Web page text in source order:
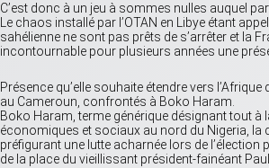
C’est donc à un jeu à sommes nulles auquel
Le chaos installé par l’OTAN en Libye étant
sahélienne ne sont pas prêts de s’arrêter et la
incontournable pour plusieurs années une
Présence qu’elle souhaite étendre vers
au Cameroun, confrontés à Boko Haram.
Boko Haram, terme générique désignant tout
économiques et sociaux au nord du Nigeria,
préfigurant une lutte acharnée lors de l’élection
de la place du vieillissant président-fainéant